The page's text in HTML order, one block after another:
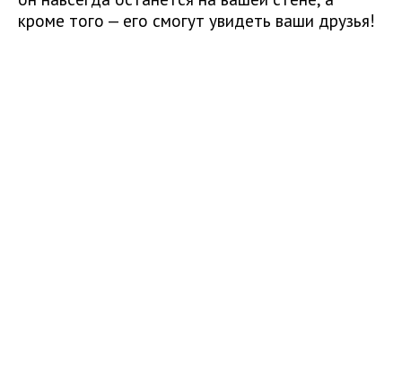
кроме того — его смогут увидеть ваши друзья!